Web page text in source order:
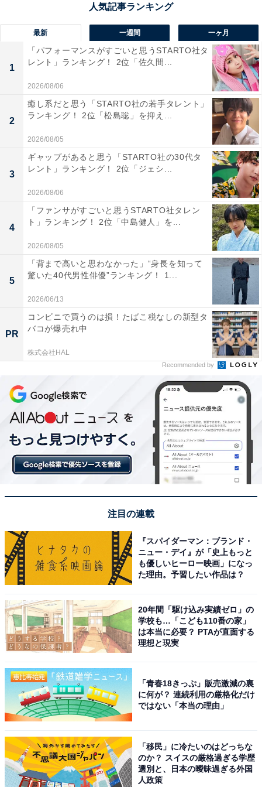
年創立、普通科と理数科を有する県内随一の名門校。
運動部・文化部ともに強豪がそろっており、体操部や化
学部、囲碁部などが全国大会に出場。また、英検2級取
得者は300名超、準1級も50名以上在籍し、学力面でも高
い水準を誇っています。
回答コメントでは「宮崎はほぼ私立のイメージがある
が、中でも頑張っている印象があるため」（30代女性／
大分県）、「理数科はSSH（スーパーサイエンスハイス
クール）指定校」（40代男性／大阪府）、「ジョニー黒
木の出身高だから」（30代男性／福岡県）などの声が集
まりました。
※回答コメントは原文ママです
この記事の筆者：くま なかこ プロフィール
編集プロダクション出身のフリーランスエディター。編
集・執筆・校閲・SNS運用担当として月間120本以上の
コンテンツ制作に携わっています。得意なジャンルはラ
イフスタイル・金融・育児・エンタメ関連。
次ページ
4位までの全ランキング結果を見
こちらもおすすめ
出身と聞いてすごいと思う「宮崎県の公立進学
校」ランキング！ 同率2位「延岡高等学校」
1 2
最新 一週間 一ヶ月
1
「パフォーマンスがすごいと思うSTARTO社タ
レント」ランキング！ 2位「佐久間...
2026/08/06
2
癒し系だと思う「STARTO社の若手タレント」
ランキング！ 2位「松島聡」を抑え...
2026/08/05
3
ギャップがあると思う「STARTO社の30代タ
レント」ランキング！ 2位「ジェシ...
2026/08/06
4
「ファンサがすごいと思うSTARTO社タレン
ト」ランキング！ 2位「中島健人」を...
2026/08/05
5
「背まで高いと思わなかった」“身長を知って
驚いた40代男性俳優”ランキング！ 1...
2026/06/13
PR
コンビニで買うのは損！たばこ税なしの新型タ
バコが爆売れ中
株式会社HAL
Recommended by
注目の連載
『スパイダーマン：ブランド・
ニュー・デイ』が「史上もっと
も優しいヒーロー映画」になっ
た理由。予習したい作品は？
20年間「駆け込み実績ゼロ」の
学校も…「こども110番の家」
は本当に必要？ PTAが直面する
理想と現実
「青春18きっぷ」販売激減の裏
に何が？ 連続利用の厳格化だけ
ではない「本当の理由」
「移民」に冷たいのはどっちな
のか？ スイスの厳格過ぎる学歴
選別と、日本の曖昧過ぎる外国
人政策